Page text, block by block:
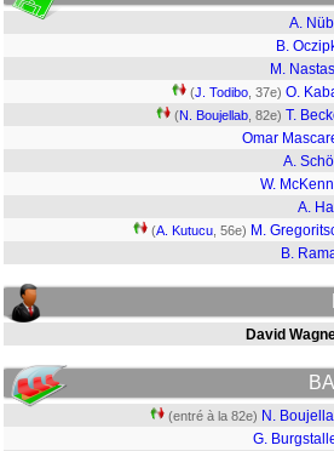
A.
B.
M.
(J. Todibo , 37e) O.
(N. Boujellab , 82e) T.
Omar
A.
W.
A.
(A. Kutucu , 56e) M.
B.
David
(entré à la 82e) N.
G.